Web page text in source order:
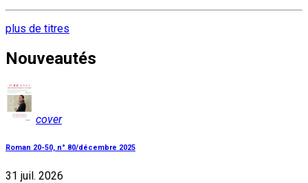
plus de titres
Nouveautés
cover
Roman 20-50, n° 80/décembre 2025
31 juil. 2026